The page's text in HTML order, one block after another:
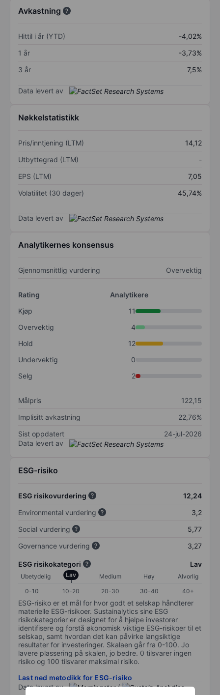
Avkastning
Hittil i år (YTD)
-4,02%
1 år
-3,73%
3 år
7,5%
Data levert av
Nøkkelstatistikk
Pris/inntjening (LTM)
14,12
Utbyttegrad (LTM)
-
EPS (LTM)
7,05
Volatilitet (30 dager)
45,74%
Data levert av
Analytikernes konsensus
Gjennomsnittlig vurdering Overvektig
Rating
Analytikere
Kjøp
11
Overvektig
4
Hold
12
Undervektig
0
Selg
2
Målpris
122,15
Implisitt avkastning
22,76%
Sist oppdatert
24-jul-2026
Data levert av
ESG-risiko
ESG risikovurdering
12,24
Environmental vurdering
3,2
Social vurdering
5,77
Governance vurdering
3,27
ESG risikokategori Lav
Ubetydelig Lav Medium Høy
Alvorlig
0-10
10-20 20-30 30-40 40+
ESG-risiko er et mål for hvor godt et selskap håndterer
materielle ESG-risikoer. Sustainalytics sine ESG
risikokategorier er designet for å hjelpe investorer
identifisere og forstå økonomisk viktige ESG-risikoer til et
selskap, samt hvordan det kan påvirke langsiktige
resultater for investeringer. Skalaen går fra 0-100. Jo
lavere plassering på skalen, jo bedre. 0 tilsvarer ingen
risiko og 100 tilsvarer maksimal risiko.
Last ned metodikk for ESG-risiko
Data levert av
/